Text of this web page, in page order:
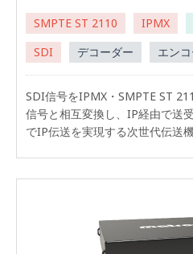
SMPTE ST 2110 IPMX
SDI
デコーダー エン
SDI信号をIPMX・SMPTE ST
信号と相互変換し、IP経由で送
でIP伝送を実現する次世代伝送機